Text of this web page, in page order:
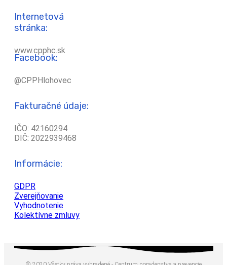
Internetová
stránka:
www.cpphc.sk
Facebook:
@CPPHlohovec
Fakturačné údaje:
IČO: 42160294
DIČ: 2022939468
Informácie:
GDPR
Zverejňovanie
Vyhodnotenie
Kolektívne zmluvy